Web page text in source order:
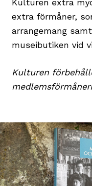
Kulturen extra
extra förmåner,
arrangemang
museibutiken vid
Kulturen